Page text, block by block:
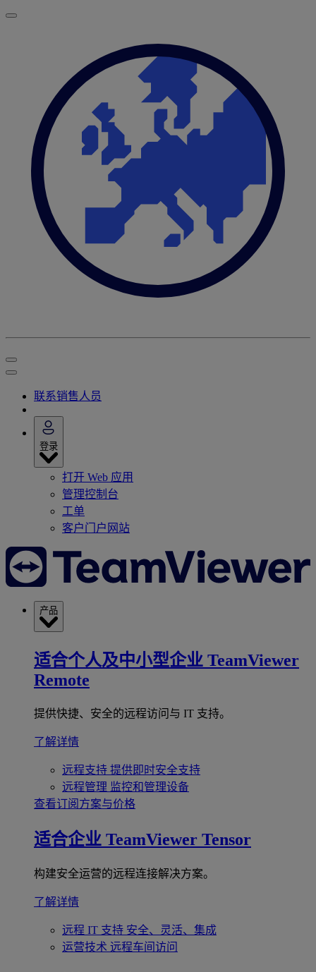
联系销售人员
登录
打开 Web 应用
管理控制台
工单
客户门户网站
产品
适合个人及中小型企业 TeamViewer
Remote
提供快捷、安全的远程访问与 IT 支持。
了解详情
远程支持 提供即时安全支持
远程管理 监控和管理设备
查看订阅方案与价格
适合企业 TeamViewer Tensor
构建安全运营的远程连接解决方案。
了解详情
远程 IT 支持 安全、灵活、集成
运营技术 远程车间访问